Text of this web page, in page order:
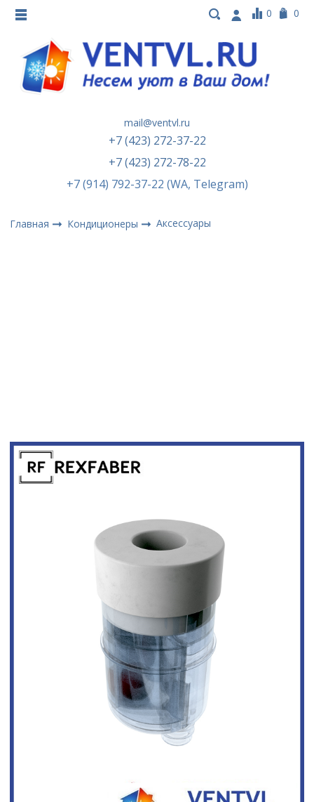
0 0
mail@ventvl.ru
+7 (423) 272-37-22
+7 (423) 272-78-22
+7 (914) 792-37-22 (WA, Telegram)
Главная Кондиционеры Аксессуары